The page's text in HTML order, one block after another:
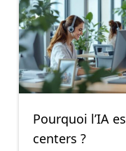
Pourquoi l’IA
centers ?